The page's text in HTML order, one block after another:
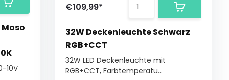
10V
€109,99*
32W Deckenleuchte Schwarz
RGB+CCT
32W LED Deckenleuchte mit
RGB+CCT, Farbtemperatu...